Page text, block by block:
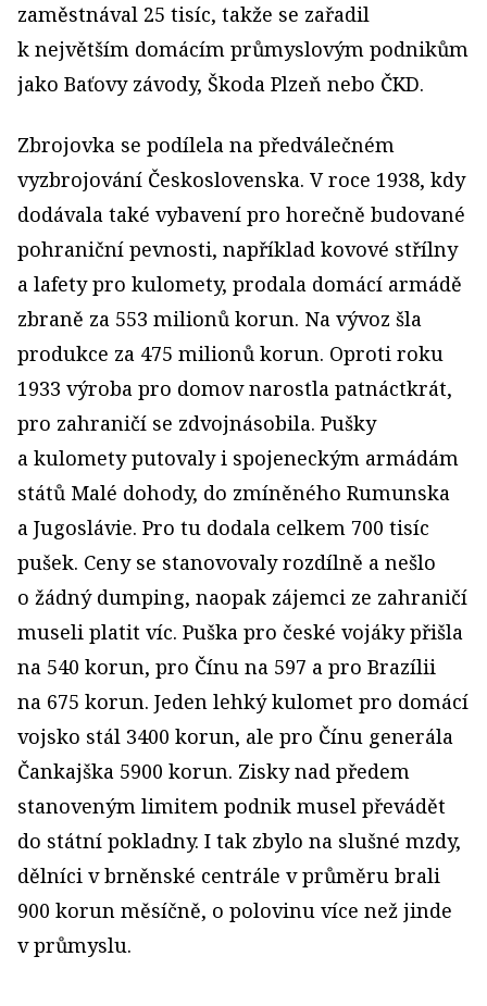
zaměstnával 25 tisíc, takže se zařadil
k největším domácím průmyslovým podnikům
jako Baťovy závody, Škoda Plzeň nebo ČKD.
Zbrojovka se podílela na předválečném
vyzbrojování Československa. V roce 1938, kdy
dodávala také vybavení pro horečně budované
pohraniční pevnosti, například kovové střílny
a lafety pro kulomety, prodala domácí armádě
zbraně za 553 mi­lionů korun. Na vývoz šla
produkce za 475 milionů korun. Oproti roku
1933 výroba pro domov narostla patnáctkrát,
pro zahraničí se zdvojnásobila. Pušky
a kulomety putovaly i spojeneckým armádám
států Malé dohody, do zmíněného Rumunska
a Jugoslávie. Pro tu dodala celkem 700 tisíc
pušek. Ceny se stanovovaly rozdílně a nešlo
o žádný dumping, naopak zájemci ze zahraničí
museli platit víc. Puška pro české vojáky přišla
na 540 korun, pro Čínu na 597 a pro Brazílii
na 675 korun. Jeden lehký kulomet pro domácí
vojsko stál 3400 korun, ale pro Čínu generála
Čankajška 5900 korun. Zisky nad předem
stanoveným limitem podnik musel převádět
do státní pokladny. I tak zbylo na slušné mzdy,
dělníci v brněnské centrále v průměru brali
900 korun měsíčně, o polovinu více než jinde
v průmyslu.